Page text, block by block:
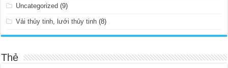
Uncategorized (9)
Vải thủy tinh, lưới thủy tinh (8)
Thẻ